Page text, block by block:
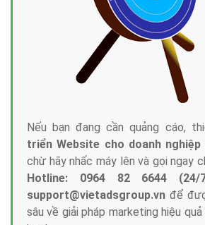
Nếu bạn đang cần quảng cáo,
triển Website cho doanh nghiệp
chừ hãy nhấc máy lên và gọi ngay
Hotline: 0964 82 6644 (24/
support@vietadsgroup.vn để
sâu về giải pháp marketing hiệu